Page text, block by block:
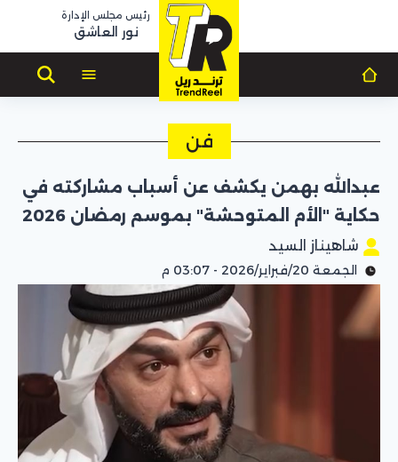
رئيس مجلس الإدارة
نور العاشق
فن
عبدالله بهمن يكشف عن أسباب مشاركته في
حكاية "الأم المتوحشة" بموسم رمضان 2026
شاهيناز السيد
الجمعة 20/فبراير/2026 - 03:07 م